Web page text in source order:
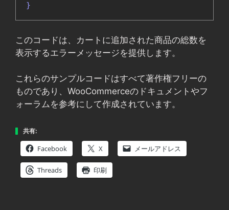
}
このコードは、カートに追加された商品の総数を
表示するエラーメッセージを提供します。
これらのサンプルコードはすべて著作権フリーの
ものであり、WooCommerceのドキュメントやフ
ォーラムを参考にして作成されています。
共有:
Facebook X メールアドレス
Threads 印刷